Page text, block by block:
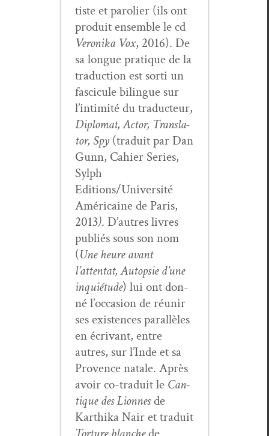
tiste et paroli­er (ils ont
pro­duit ensem­ble le cd
Veroni­ka Vox, 2016). De
sa longue pra­tique de la
tra­duc­tion est sor­ti un
fas­ci­cule bilingue sur
l’intimité du tra­duc­teur,
Diplo­mat, Actor, Trans­la­
tor, Spy (traduit par Dan
Gunn, Cahi­er Series,
Sylph
Editions/Université
Améri­caine de Paris,
2013). D’autres livres
pub­liés sous son nom
(Une heure avant
l’attentat, Autop­sie d’une
inquié­tude) lui ont don­
né l’occasion de réu­nir
ses exis­tences par­al­lèles
en écrivant, entre
autres, sur l’Inde et sa
Provence natale. Après
avoir co-traduit le Can­
tique des Lionnesde
Karthi­ka Nair et traduit